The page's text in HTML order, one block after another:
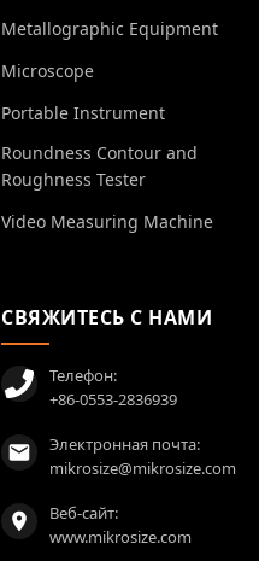
Metallographic Equipment
Microscope
Portable Instrument
Roundness Contour and
Roughness Tester
Video Measuring Machine
СВЯЖИТЕСЬ С НАМИ
Телефон:
+86-0553-2836939
Электронная почта:
mikrosize@mikrosize.com
Веб-сайт:
www.mikrosize.com